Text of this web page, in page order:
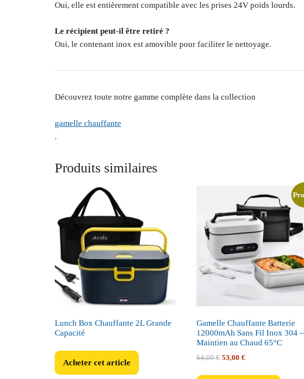
Oui, elle est entièrement compatible avec les prises 24V poids lourds.
Le récipient peut-il être retiré ?
Oui, le contenant inox est amovible pour faciliter le nettoyage.
Découvrez toute notre gamme complète dans la collection
gamelle chauffante
.
Produits similaires
Lunch Box Chauffante 2L Grande
Capacité
Acheter cet article
Gamelle Chauffante Batterie
12000mAh Sans Fil Inox 304 –
Maintien au Chaud 65°C
64,00€ Le
53,00 €Le